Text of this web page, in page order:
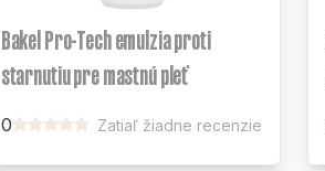
Bakel Pro-Tech emulzia proti
starnutiu pre mastnú pleť
0 Zatiaľ žiadne recenzie